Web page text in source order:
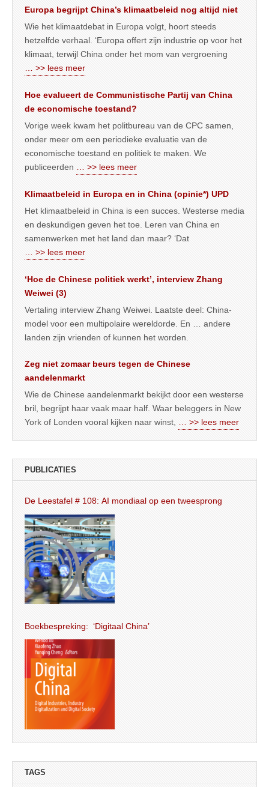
Europa begrijpt China’s klimaatbeleid nog altijd niet
Wie het klimaatdebat in Europa volgt, hoort steeds
hetzelfde verhaal. ‘Europa offert zijn industrie op voor het
klimaat, terwijl China onder het mom van vergroening
… >> lees meer
Hoe evalueert de Communistische Partij van China
de economische toestand?
Vorige week kwam het politbureau van de CPC samen,
onder meer om een periodieke evaluatie van de
economische toestand en politiek te maken. We
publiceerden … >> lees meer
Klimaatbeleid in Europa en in China (opinie*) UPD
Het klimaatbeleid in China is een succes. Westerse media
en deskundigen geven het toe. Leren van China en
samenwerken met het land dan maar? ‘Dat
… >> lees meer
‘Hoe de Chinese politiek werkt’, interview Zhang
Weiwei (3)
Vertaling interview Zhang Weiwei. Laatste deel: China-
model voor een multipolaire wereldorde. En … andere
landen zijn vrienden of kunnen het worden.
Zeg niet zomaar beurs tegen de Chinese
aandelenmarkt
Wie de Chinese aandelenmarkt bekijkt door een westerse
bril, begrijpt haar vaak maar half. Waar beleggers in New
York of Londen vooral kijken naar winst, … >> lees meer
PUBLICATIES
De Leestafel # 108: AI mondiaal op een tweesprong
Boekbespreking: ‘Digitaal China’
TAGS